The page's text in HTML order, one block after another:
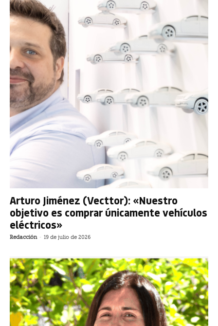
Arturo Jiménez (Vecttor): «Nuestro
objetivo es comprar únicamente vehículos
eléctricos»
Redacción - 19 de julio de 2026